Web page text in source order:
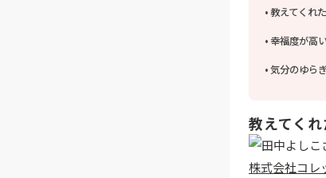
教えてくれ
幸福度が高
気分のゆら
教えてく
株式会社コレ